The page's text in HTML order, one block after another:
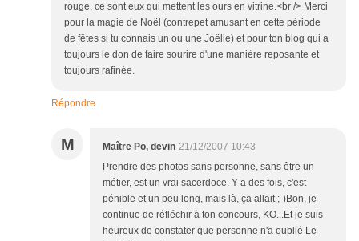
rouge, ce sont eux qui mettent les ours en vitrine.<br /> Merci
pour la magie de Noël (contrepet amusant en cette période
de fêtes si tu connais un ou une Joëlle) et pour ton blog qui a
toujours le don de faire sourire d'une manière reposante et
toujours rafinée.
Répondre
M Maître Po, devin 21/12/2007 10:43
Prendre des photos sans personne, sans être un
métier, est un vrai sacerdoce. Y a des fois, c'est
pénible et un peu long, mais là, ça allait ;-)Bon, je
continue de réfléchir à ton concours, KO...Et je suis
heureux de constater que personne n'a oublié Le